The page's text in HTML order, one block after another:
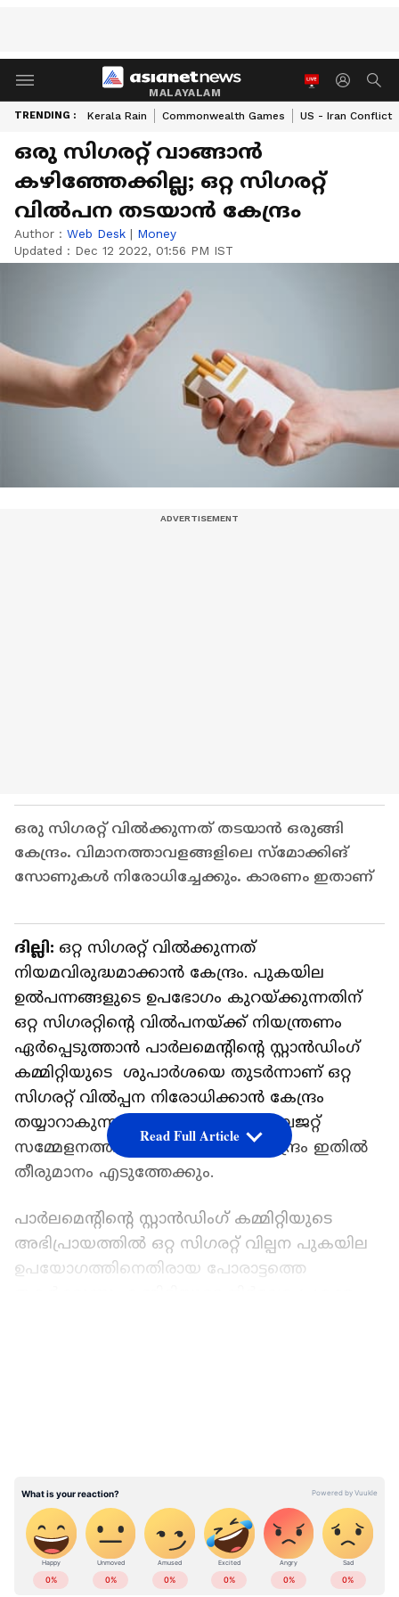
MALAYALAM
TRENDING : Kerala Rain Commonwealth Games US - Iran Conflict
ഒരു സിഗരറ്റ് വാങ്ങാൻ
കഴിഞ്ഞേക്കില്ല; ഒറ്റ സിഗരറ്റ്
വില്‍പന തടയാൻ കേന്ദ്രം
Author : Web Desk | Money
Updated : Dec 12 2022, 01:56 PM IST
ഒരു സിഗരറ്റ് വിൽക്കുന്നത് തടയാൻ ഒരുങ്ങി
കേന്ദ്രം. വിമാനത്താവളങ്ങളിലെ സ്മോക്കിങ്
സോണുകൾ നിരോധിച്ചേക്കും. കാരണം ഇതാണ്
ദില്ലി: ഒറ്റ സിഗരറ്റ് വിൽക്കുന്നത്
നിയമവിരുദ്ധമാക്കാൻ കേന്ദ്രം. പുകയില
ഉൽപന്നങ്ങളുടെ ഉപഭോഗം കുറയ്ക്കുന്നതിന്
ഒറ്റ സിഗരറ്റിന്റെ വിൽപനയ്ക്ക് നിയന്ത്രണം
ഏർപ്പെടുത്താൻ പാർലമെന്റിന്റെ സ്റ്റാൻഡിംഗ്
കമ്മിറ്റിയുടെ ശുപാർശയെ തുടർന്നാണ് ഒറ്റ
സിഗരറ്റ് വിൽപ്പന നിരോധിക്കാൻ കേന്ദ്രം
തയ്യാറാകുന്നതെന്നാണ് റിപ്പോർട്ട്. ബജറ്റ്
സമ്മേളനത്തിനു മുൻപുതന്നെ കേന്ദ്രം ഇതിൽ
തീരുമാനം എടുത്തേക്കും.
പാർലമെന്റിന്റെ സ്റ്റാൻഡിംഗ് കമ്മിറ്റിയുടെ
അഭിപ്രായത്തിൽ ഒറ്റ സിഗരറ്റ് വില്പന പുകയില
ഉപയോഗത്തിനെതിരായ പോരാട്ടത്തെ
ലോകാരോഗ്യ സംഘടനയുടെ നിർദേശപ്രകാരം
പുകയില ഉൽപ്പന്നങ്ങളുടെ ഉപഭോഗം
കുറയ്ക്കാൻ സർക്കാർ പുകയില
ഉൽപ്പന്നങ്ങൾക്ക് 75 ശതമാനം ജിഎസ്ടി
Read Full Article
ABOUT THE AUTHOR